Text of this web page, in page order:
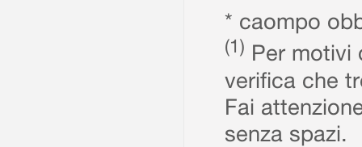
* caompo
(1) Per motivi
verifica che
Fai
senza spazi.